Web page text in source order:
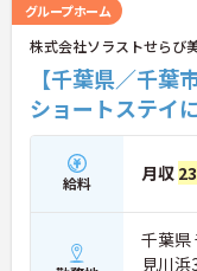
グループホーム
株式会社ソラストせらび
【千葉県／千
ショートステイ
給料 月収
千葉県
見川浜